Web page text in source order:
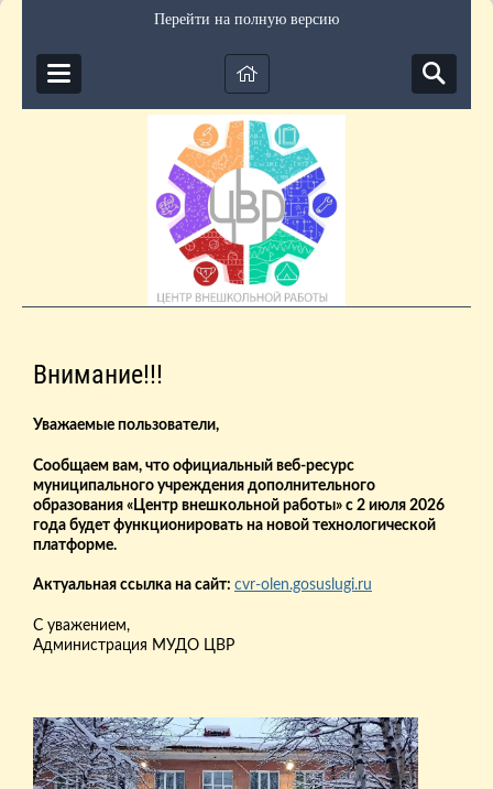
Перейти на полную версию
Внимание!!!
Уважаемые пользователи,
Сообщаем вам, что официальный веб-ресурс
муниципального учреждения дополнительного
образования «Центр внешкольной работы» с 2 июля 2026
года будет функционировать на новой технологической
платформе.
Актуальная ссылка на сайт: cvr-olen.gosuslugi.ru
С уважением,
Администрация МУДО ЦВР